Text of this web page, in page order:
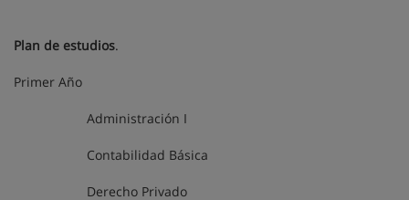
Plan de estudios.
Primer Año
Administración I
Contabilidad Básica
Derecho Privado